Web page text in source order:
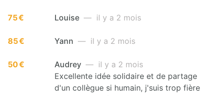
75 € Louise — il y a 2 mois
85 € Yann — il y a 2 mois
50 € Audrey — il y a 2 mois
Excellente idée solidaire et de partage
d'un collègue si humain, j'suis trop fière